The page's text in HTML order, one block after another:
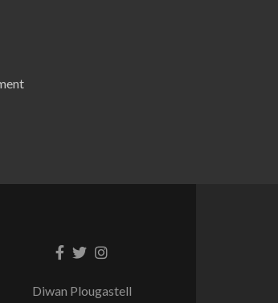
LienLienLien
Diwan Plougastell